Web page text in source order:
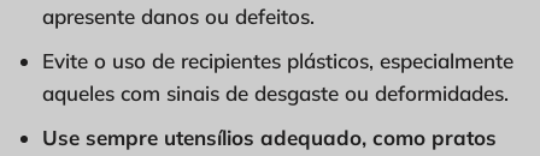
apresente danos ou defeitos.
Evite o uso de recipientes plásticos, especialmente
aqueles com sinais de desgaste ou deformidades.
Use sempre utensílios adequado, como pratos